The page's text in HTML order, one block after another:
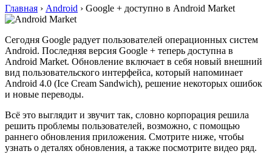
Главная › Android › Google + доступно в Android Market
Сегодня Google радует пользователей операционных систем
Android. Последняя версия Google + теперь доступна в
Android Market. Обновление включает в себя новый внешний
вид пользовательского интерфейса, который напоминает
Android 4.0 (Ice Cream Sandwich), решение некоторых ошибок
и новые переводы.
Всё это выглядит и звучит так, словно корпорация решила
решить проблемы пользователей, возможно, с помощью
раннего обновления приложения. Смотрите ниже, чтобы
узнать о деталях обновления, а также посмотрите видео ряд.